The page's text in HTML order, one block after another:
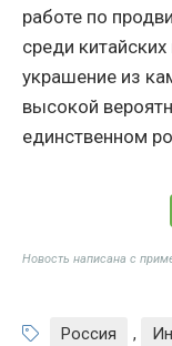
работе по
среди
украшение из
высокой
единственном
Новость написана с
Россия ,